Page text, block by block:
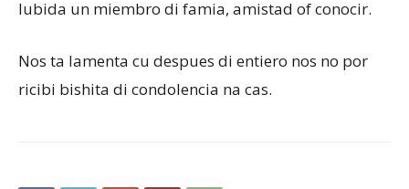
lubida un miembro di famia, amistad of conocir.
Nos ta lamenta cu despues di entiero nos no por
ricibi bishita di condolencia na cas.